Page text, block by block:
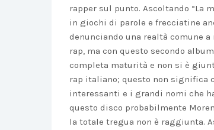
rapper sul punto. Ascoltando “La
in giochi di parole e frecciatine
denunciando una realtà comune
rap, ma con questo secondo
completa maturità e non si è
rap italiano; questo non significa
interessanti e i grandi nomi che
questo disco probabilmente
la totale tregua non è raggiunta.